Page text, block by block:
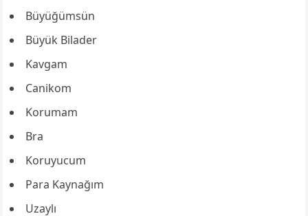
Büyüğümsün
Büyük Bilader
Kavgam
Canikom
Korumam
Bra
Koruyucum
Para Kaynağım
Uzaylı